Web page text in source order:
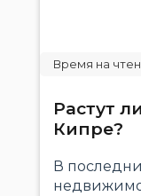
Растут
Кипре?
В